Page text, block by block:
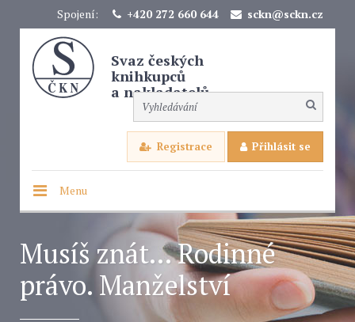
Spojení: +420 272 660 644 sckn@sckn.cz
Svaz českých
knihkupců
a nakladatelů
Registrace Přihlásit se
Menu
Musíš znát... Rodinné
právo. Manželství